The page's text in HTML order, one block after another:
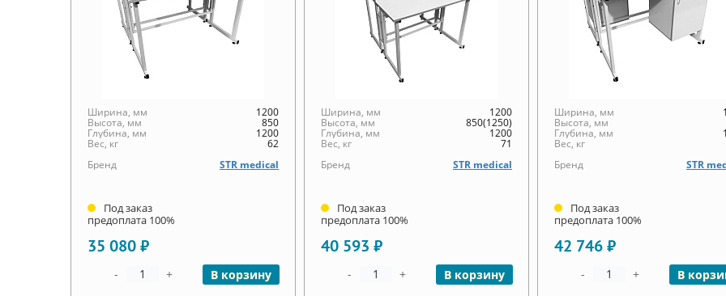
Ширина, мм 1200
Высота, мм 850
Глубина, мм 1200
Вес, кг
62
Бренд
STR medical
Под заказ
предоплата 100%
35 080 ₽
- + В корзину
Ширина, мм 1200
Высота, мм 850(1250)
Глубина, мм 1200
Вес, кг
71
Бренд
STR medical
Под заказ
предоплата 100%
40 593 ₽
- + В корзину
Ширина, мм
Высота, мм
Глубина, мм
Вес, кг
Бренд
STR
Под заказ
предоплата 100%
42 746 ₽
- + В